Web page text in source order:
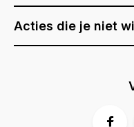
Acties die je niet